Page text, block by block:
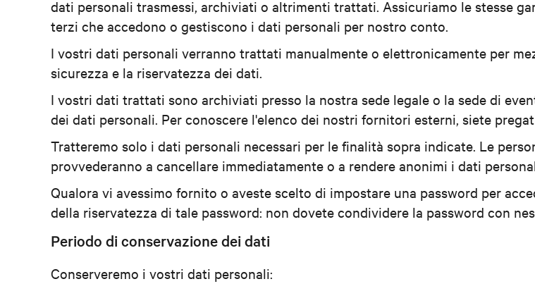
dati personali trasmessi, archiviati o altrimenti trattati. Assicuriamo le stesse
terzi che accedono o gestiscono i dati personali per nostro conto.
I vostri dati personali verranno trattati manualmente o elettronicamente per
sicurezza e la riservatezza dei dati.
I vostri dati trattati sono archiviati presso la nostra sede legale o la sede di
dei dati personali. Per conoscere l'elenco dei nostri fornitori esterni, siete
Tratteremo solo i dati personali necessari per le finalità sopra indicate. Le
provvederanno a cancellare immediatamente o a rendere anonimi i dati
Qualora vi avessimo fornito o aveste scelto di impostare una password per
della riservatezza di tale password: non dovete condividere la password con
Periodo di conservazione dei dati
Conserveremo i vostri dati personali: